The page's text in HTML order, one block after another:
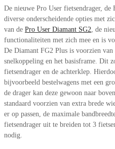
De nieuwe Pro User fietsendrager, de
diverse onderscheidende opties met
van de Pro User Diamant SG2 , de
functionaliteiten met zich mee en is
De Diamant FG2 Plus is voorzien van
snelkoppeling en het basisframe. Dit
fietsendrager en de achterklep.
bijvoorbeeld bestelwagens met een
de drager kan deze gewoon naar
standaard voorzien van extra brede
er op passen, de maximale
fietsendrager uit te breiden tot 3
nodig.